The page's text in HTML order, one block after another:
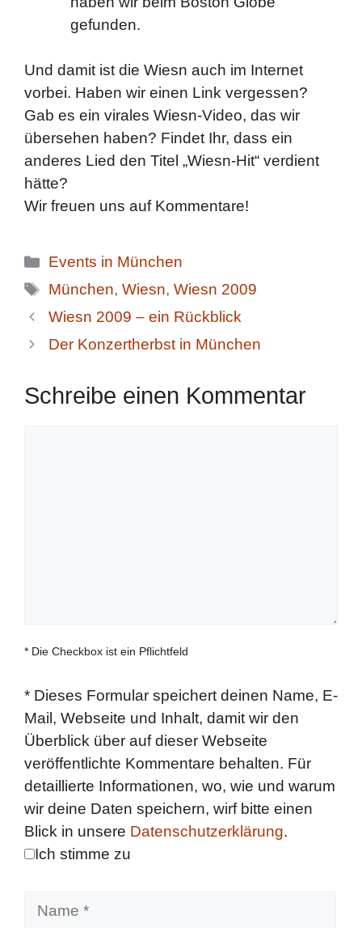
gefunden.
Und damit ist die Wiesn auch im Internet
vorbei. Haben wir einen Link vergessen?
Gab es ein virales Wiesn-Video, das wir
übersehen haben? Findet Ihr, dass ein
anderes Lied den Titel „Wiesn-Hit“ verdient
hätte?
Wir freuen uns auf Kommentare!
Kategorien
Events in München
Schlagwörter
München,Wiesn,Wiesn 2009
Wiesn 2009 – ein Rückblick
Der Konzertherbst in München
Schreibe einen Kommentar
* Die Checkbox ist ein Pflichtfeld
* Dieses Formular speichert deinen Name, E-
Mail, Webseite und Inhalt, damit wir den
Überblick über auf dieser Webseite
veröffentlichte Kommentare behalten. Für
detaillierte Informationen, wo, wie und warum
wir deine Daten speichern, wirf bitte einen
Blick in unsere Datenschutzerklärung.
Ich stimme zu